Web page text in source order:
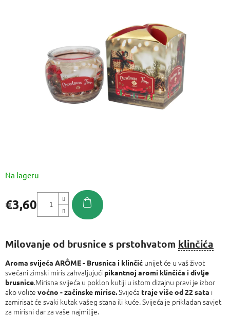
€3,60
Na lageru
Milovanje od brusnice s prstohvatom klinčića
Aroma svijeća ARÔME - Brusnica i klinčić unijet će u vaš život
svečani zimski miris zahvaljujući pikantnoj aromi klinčića i divlje
brusnice.Mirisna svijeća u poklon kutiji u istom dizajnu pravi je izbor
ako volite voćno - začinske mirise.Svijeća traje više od 22 sata i
zamirisat će svaki kutak vašeg stana ili kuće. Svijeća je prikladan savjet
za mirisni dar za vaše najmilije.